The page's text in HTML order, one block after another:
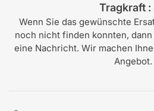
Tragkraft :
Wenn Sie das gewünschte
noch nicht finden konnten,
eine Nachricht. Wir machen
Angebot.